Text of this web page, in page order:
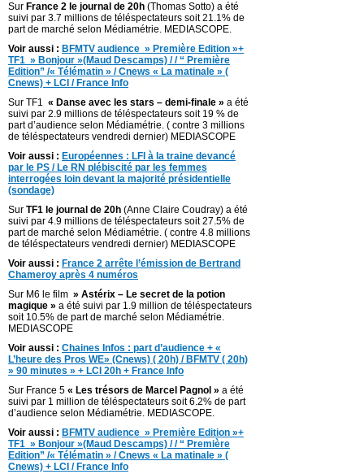
Sur France 2 le journal de 20h (Thomas Sotto) a été
suivi par 3.7 millions de téléspectateurs soit 21.1% de
part de marché selon Médiamétrie. MEDIASCOPE.
Voir aussi : BFMTV audience » Première Edition »+
TF1 » Bonjour »(Maud Descamps) / / “ Première
Edition” /« Télématin » / Cnews « La matinale » (
Cnews) + LCI / France Info
Sur TF1 « Danse avec les stars – demi-finale » a été
suivi par 2.9 millions de téléspectateurs soit 19 % de
part d’audience selon Médiamétrie. ( contre 3 millions
de téléspectateurs vendredi dernier) MEDIASCOPE
Voir aussi : Européennes : LFI à la traine devancé
par le PS / Le RN plébiscité par les femmes
interrogées loin devant la majorité présidentielle
(sondage)
Sur TF1 le journal de 20h (Anne Claire Coudray) a été
suivi par 4.9 millions de téléspectateurs soit 27.5% de
part de marché selon Médiamétrie. ( contre 4.8 millions
de téléspectateurs vendredi dernier) MEDIASCOPE
Voir aussi : France 2 arrête l’émission de Bertrand
Chameroy après 4 numéros
Sur M6 le film » Astérix – Le secret de la potion
magique » a été suivi par 1.9 million de téléspectateurs
soit 10.5% de part de marché selon Médiamétrie.
MEDIASCOPE
Voir aussi : Chaines Infos : part d’audience + «
L’heure des Pros WE» (Cnews) ( 20h) / BFMTV ( 20h)
» 90 minutes » + LCI 20h + France Info
Sur France 5 « Les trésors de Marcel Pagnol » a été
suivi par 1 million de téléspectateurs soit 6.2% de part
d’audience selon Médiamétrie. MEDIASCOPE.
Voir aussi : BFMTV audience » Première Edition »+
TF1 » Bonjour »(Maud Descamps) / / “ Première
Edition” /« Télématin » / Cnews « La matinale » (
Cnews) + LCI / France Info